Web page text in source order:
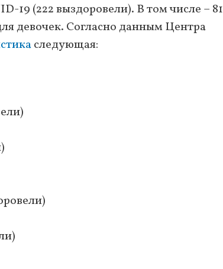
19 (222 выздоровели). В том числе – 81
девочек. Согласно данным Центра
следующая: